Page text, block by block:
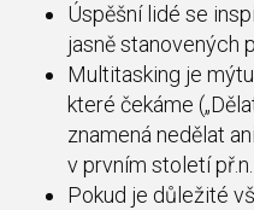
Úspěšní lidé se
jasně stanovených
Multitasking je
které čekáme
znamená nedělat
v prvním století
Pokud je důležité